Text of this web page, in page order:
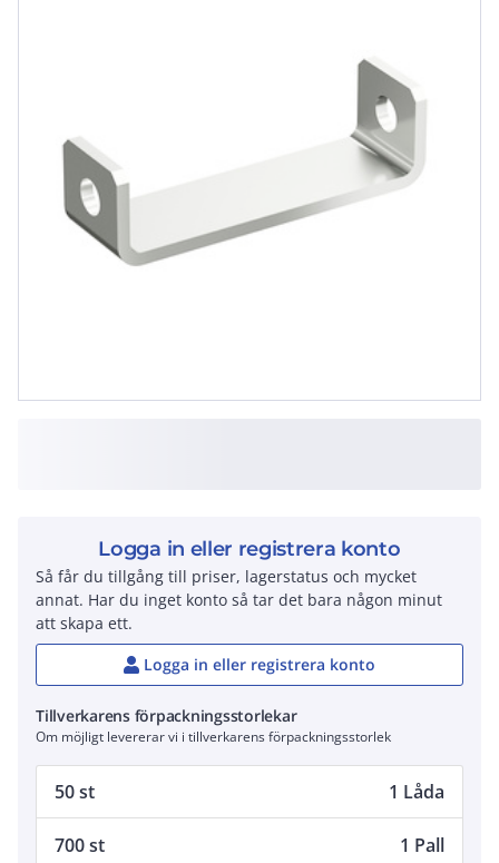
Logga in eller registrera konto
Så får du tillgång till priser, lagerstatus och mycket
annat. Har du inget konto så tar det bara någon minut
att skapa ett.
Logga in eller registrera konto
Tillverkarens förpackningsstorlekar
Om möjligt levererar vi i tillverkarens förpackningsstorlek
50 st 1 Låda
700 st 1 Pall